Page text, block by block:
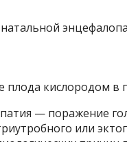
плода кислородом
— поражение
или